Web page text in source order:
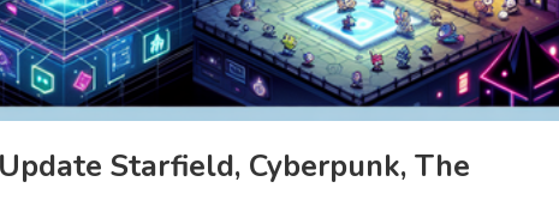
Starfield, Cyberpunk, The